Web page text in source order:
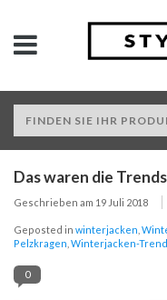
Das waren die
Geschrieben am 19 Juli 2018
Geposted in winterjacken
Pelzkragen Winterjacken-
0